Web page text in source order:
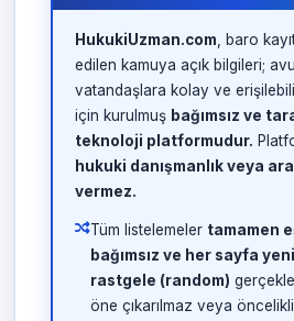
HukukiUzman.com , baro
edilen kamuya açık bilgileri;
vatandaşlara kolay ve
için kurulmuş bağımsız ve
teknoloji platformudur.
hukuki danışmanlık veya
vermez.
Tüm listelemeler tamamen
bağımsız ve her sayfa
rastgele (random)
öne çıkarılmaz veya öncelikli